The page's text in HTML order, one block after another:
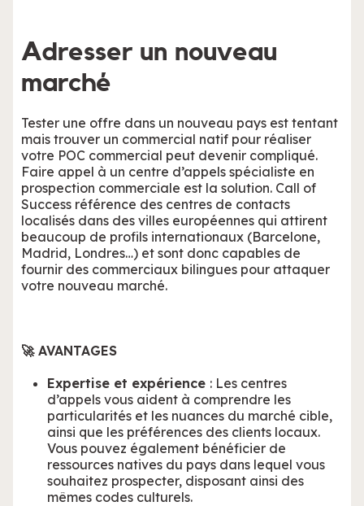
Adresser un nouveau
marché
Tester une offre dans un nouveau pays est tentant
mais trouver un commercial natif pour réaliser
votre POC commercial peut devenir compliqué.
Faire appel à un centre d’appels spécialiste en
prospection commerciale est la solution. Call of
Success référence des centres de contacts
localisés dans des villes européennes qui attirent
beaucoup de profils internationaux (Barcelone,
Madrid, Londres…) et sont donc capables de
fournir des commerciaux bilingues pour attaquer
votre nouveau marché.
🚀 AVANTAGES
Expertise et expérience : Les centres
d’appels vous aident à comprendre les
particularités et les nuances du marché cible,
ainsi que les préférences des clients locaux.
Vous pouvez également bénéficier de
ressources natives du pays dans lequel vous
souhaitez prospecter, disposant ainsi des
mêmes codes culturels.